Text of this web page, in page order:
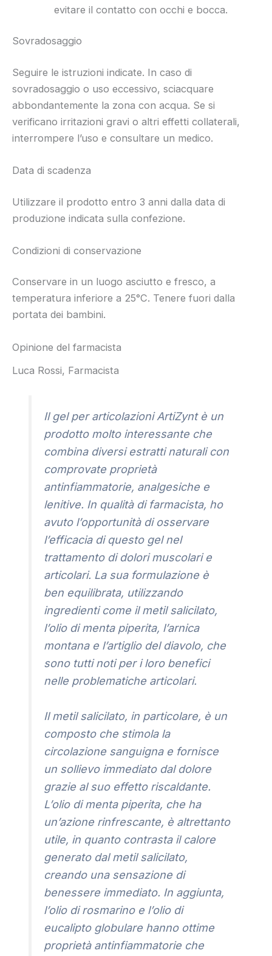
evitare il contatto con occhi e bocca.
Sovradosaggio
Seguire le istruzioni indicate. In caso di
sovradosaggio o uso eccessivo, sciacquare
abbondantemente la zona con acqua. Se si
verificano irritazioni gravi o altri effetti collaterali,
interrompere l’uso e consultare un medico.
Data di scadenza
Utilizzare il prodotto entro 3 anni dalla data di
produzione indicata sulla confezione.
Condizioni di conservazione
Conservare in un luogo asciutto e fresco, a
temperatura inferiore a 25°C. Tenere fuori dalla
portata dei bambini.
Opinione del farmacista
Luca Rossi, Farmacista
Il gel per articolazioni ArtiZynt è un
prodotto molto interessante che
combina diversi estratti naturali con
comprovate proprietà
antinfiammatorie, analgesiche e
lenitive. In qualità di farmacista, ho
avuto l’opportunità di osservare
l’efficacia di questo gel nel
trattamento di dolori muscolari e
articolari. La sua formulazione è
ben equilibrata, utilizzando
ingredienti come il metil salicilato,
l’olio di menta piperita, l’arnica
montana e l’artiglio del diavolo, che
sono tutti noti per i loro benefici
nelle problematiche articolari.
Il metil salicilato, in particolare, è un
composto che stimola la
circolazione sanguigna e fornisce
un sollievo immediato dal dolore
grazie al suo effetto riscaldante.
L’olio di menta piperita, che ha
un’azione rinfrescante, è altrettanto
utile, in quanto contrasta il calore
generato dal metil salicilato,
creando una sensazione di
benessere immediato. In aggiunta,
l’olio di rosmarino e l’olio di
eucalipto globulare hanno ottime
proprietà antinfiammatorie che